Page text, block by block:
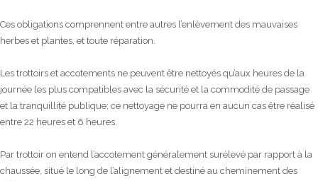
Ces obligations comprennent entre autres l’enlèvement des mauvaises
herbes et plantes, et toute réparation.
Les trottoirs et accotements ne peuvent être nettoyés qu’aux heures de la
journée les plus compatibles avec la sécurité et la commodité de passage
et la tranquillité publique; ce nettoyage ne pourra en aucun cas être réalisé
entre 22 heures et 6 heures.
Par trottoir on entend l’accotement généralement surélevé par rapport à la
chaussée, situé le long de l’alignement et destiné au cheminement des